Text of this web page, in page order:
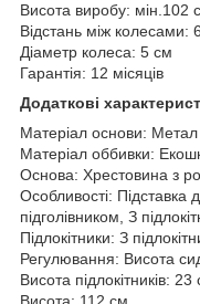
Висота виробу: мін.102
Відстань між колесами:
Діаметр колеса: 5 см
Гарантія: 12 місяців
Додаткові
Матеріал основи: Метал
Матеріал оббивки:
Основа: Хрестовина з
Особливості: Підставка
підголівником, З
Підлокітники: З
Регулювання: Висота
Висота підлокітників: 23